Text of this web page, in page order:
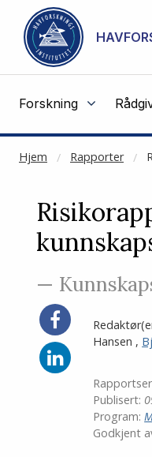
Gå til hovedinnhold
Forskning
Hjem Rapporter
NOT CACHED
—
Hansen ,
Publisert:
Program:
Godkjent
Del
på
Facebook
Del
på
LinkedIn